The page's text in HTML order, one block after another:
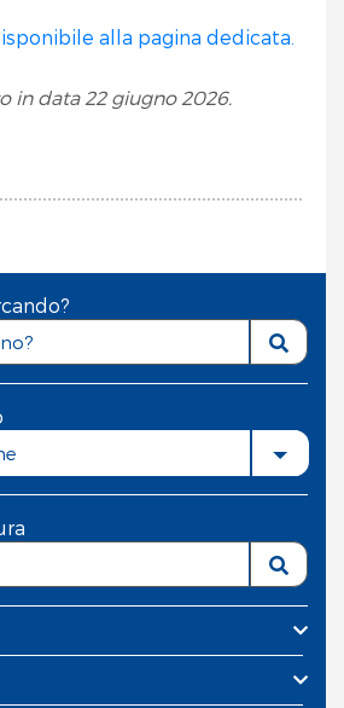
alla pagina dedicata.
in data 22 giugno 2026.